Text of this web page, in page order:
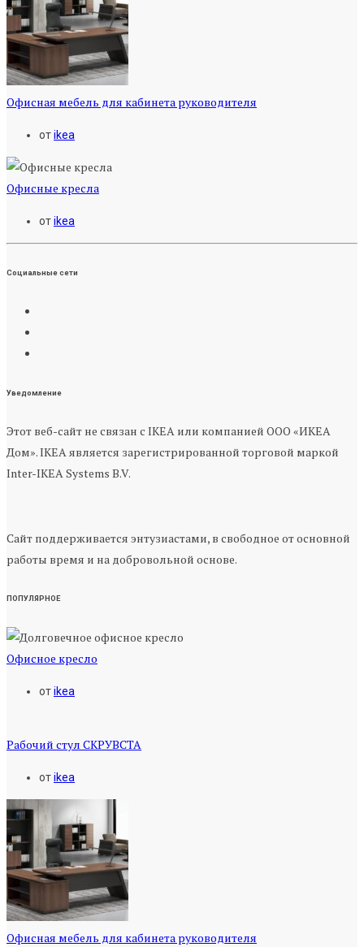
Офисная мебель для кабинета руководителя
отikea
Офисные кресла
отikea
Социальные сети
Уведомление
Этот веб-сайт не связан с IKEA или компанией ООО «ИКЕА
Дом». IKEA является зарегистрированной торговой маркой
Inter-IKEA Systems B.V.
Сайт поддерживается энтузиастами, в свободное от основной
работы время и на добровольной основе.
ПОПУЛЯРНОЕ
Офисное кресло
отikea
Рабочий стул СКРУВСТА
отikea
Офисная мебель для кабинета руководителя